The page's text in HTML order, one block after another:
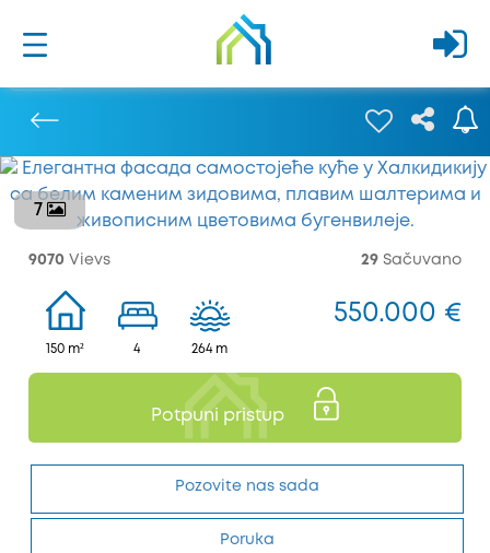
7
9070 Vievs 29 Sačuvano
150 m² 4 264 m
550.000 €
Potpuni pristup
Pozovite nas sada
Poruka